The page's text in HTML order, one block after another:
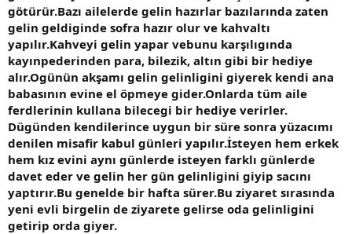
götürür.Bazı ailelerde gelin hazırlar bazılarında zaten
gelin geldiginde sofra hazır olur ve kahvaltı
yapılır.Kahveyi gelin yapar vebunu karşılıgında
kayınpederinden para, bilezik, altın gibi bir hediye
alır.Ogünün akşamı gelin gelinligini giyerek kendi ana
babasının evine el öpmeye gider.Onlarda tüm aile
ferdlerinin kullana bilecegi bir hediye verirler.
Dügünden kendilerince uygun bir süre sonra yüzacımı
denilen misafir kabul günleri yapılır.İsteyen hem erkek
hem kız evini aynı günlerde isteyen farklı günlerde
davet eder ve gelin her gün gelinligini giyip sacını
yaptırır.Bu genelde bir hafta sürer.Bu ziyaret sırasında
yeni evli birgelin de ziyarete gelirse oda gelinligini
getirip orda giyer.